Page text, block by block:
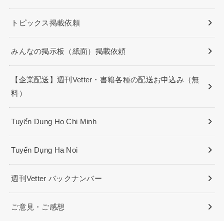
トピックス掲載依頼
みんなの掲示板（紙面）掲載依頼
【企業配送】週刊Vetter・書籍各種の配送お申込み（無
料）
Tuyển Dụng Ho Chi Minh
Tuyển Dụng Ha Noi
週刊Vetter バックナンバー
ご意見・ご感想